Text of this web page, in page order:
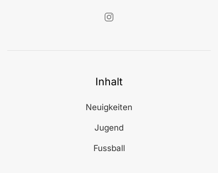
Inhalt
Neuigkeiten
Jugend
Fussball